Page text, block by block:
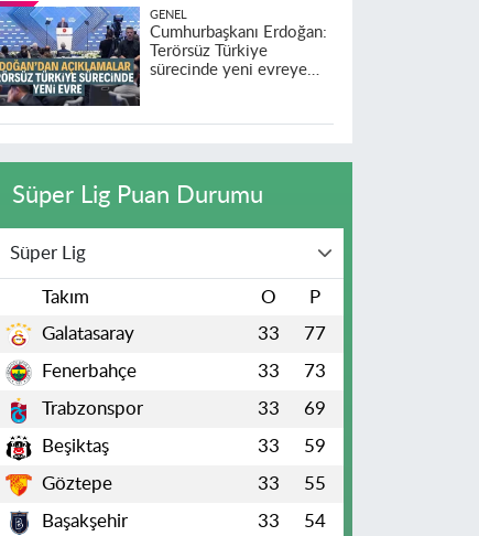
GENEL
Cumhurbaşkanı Erdoğan:
Terörsüz Türkiye
sürecinde yeni evreye
Süper Lig Puan Durumu
Süper Lig
Takım O P
Galatasaray 33 77
Fenerbahçe 33 73
Trabzonspor 33 69
Beşiktaş 33 59
Göztepe 33 55
Başakşehir 33 54